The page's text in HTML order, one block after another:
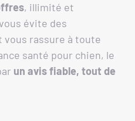
, illimité et
évite des
rassure à toute
santé pour chien, le
un avis fiable, tout de